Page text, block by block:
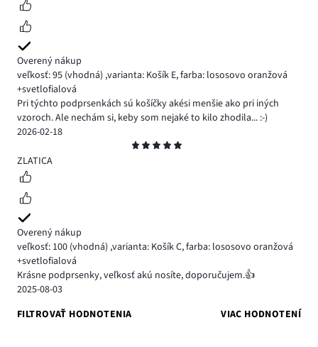
Overený nákup
veľkosť: 95 (vhodná) ,varianta: Košík E,farba: lososovo oranžová
+svetlofialová
Pri týchto podprsenkách sú košíčky akési menšie ako pri iných
vzoroch. Ale nechám si, keby som nejaké to kilo zhodila... :-)
2026-02-18
5
ZLATICA
Overený nákup
veľkosť: 100 (vhodná) ,varianta: Košík C,farba: lososovo oranžová
+svetlofialová
Krásne podprsenky, veľkosť akú nosíte, doporučujem.👍
2025-08-03
FILTROVAŤ HODNOTENIA
VIAC HODNOTENÍ